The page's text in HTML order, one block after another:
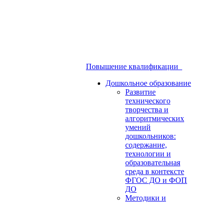
Повышение квалификации
Дошкольное образование
Развитие
технического
творчества и
алгоритмических
умений
дошкольников:
содержание,
технологии и
образовательная
среда в контексте
ФГОС ДО и ФОП
ДО
Методики и